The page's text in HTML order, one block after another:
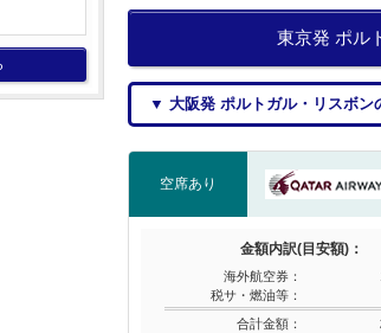
東京発 ポル
▼ 大阪発 ポルトガル・リスボン
空席あり
金額内訳(目安額)：
海外航空券：
税サ・燃油等：
合計金額：